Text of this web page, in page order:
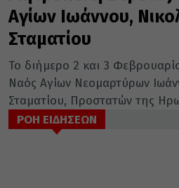
Αγίων Ιωάννου,
Σταματίου
Το διήμερο 2 και 3
Ναός Αγίων Νεομαρτύρων
Σταματίου, Προστατών της
ΡΟΗ ΕΙΔΗΣΕΩΝ